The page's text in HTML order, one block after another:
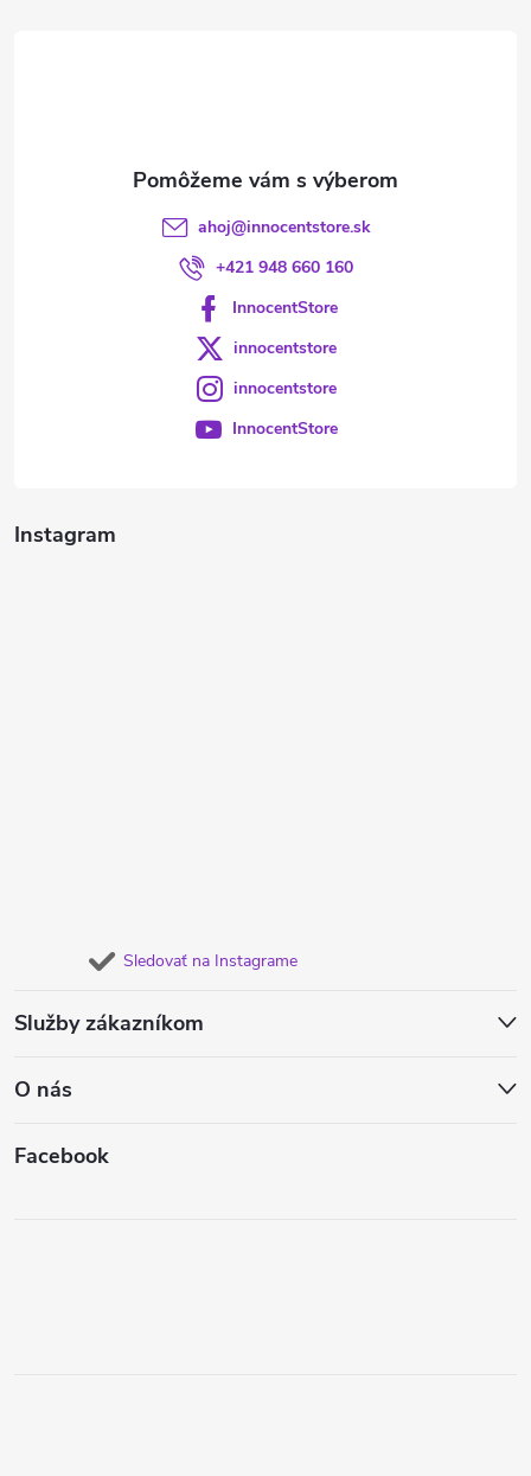
Instagram
Sledovať na Instagrame
Služby zákazníkom
O nás
Facebook
ahoj@innocentstore.sk
+421 948 660 160
InnocentStore
innocentstore
innocentstore
InnocentStore